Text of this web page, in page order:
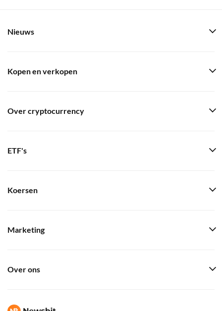
Nieuws
Kopen en verkopen
Over cryptocurrency
ETF's
Koersen
Marketing
Over ons